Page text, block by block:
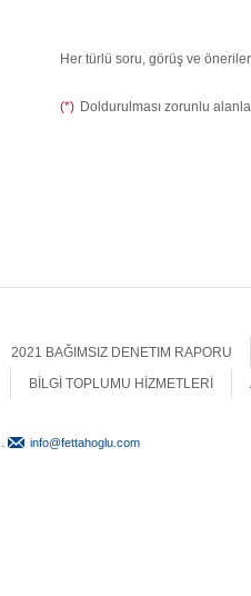
Her türlü soru, görüş ve
(*) Doldurulması zorunlu
2021 BAĞIMSIZ DENETIM RAPORU
BİLGİ TOPLUMU HİZMETLERİ
info@fettahoglu.com